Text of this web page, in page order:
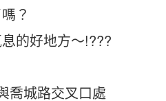
？
的好地方～!???
喬城路交叉口處